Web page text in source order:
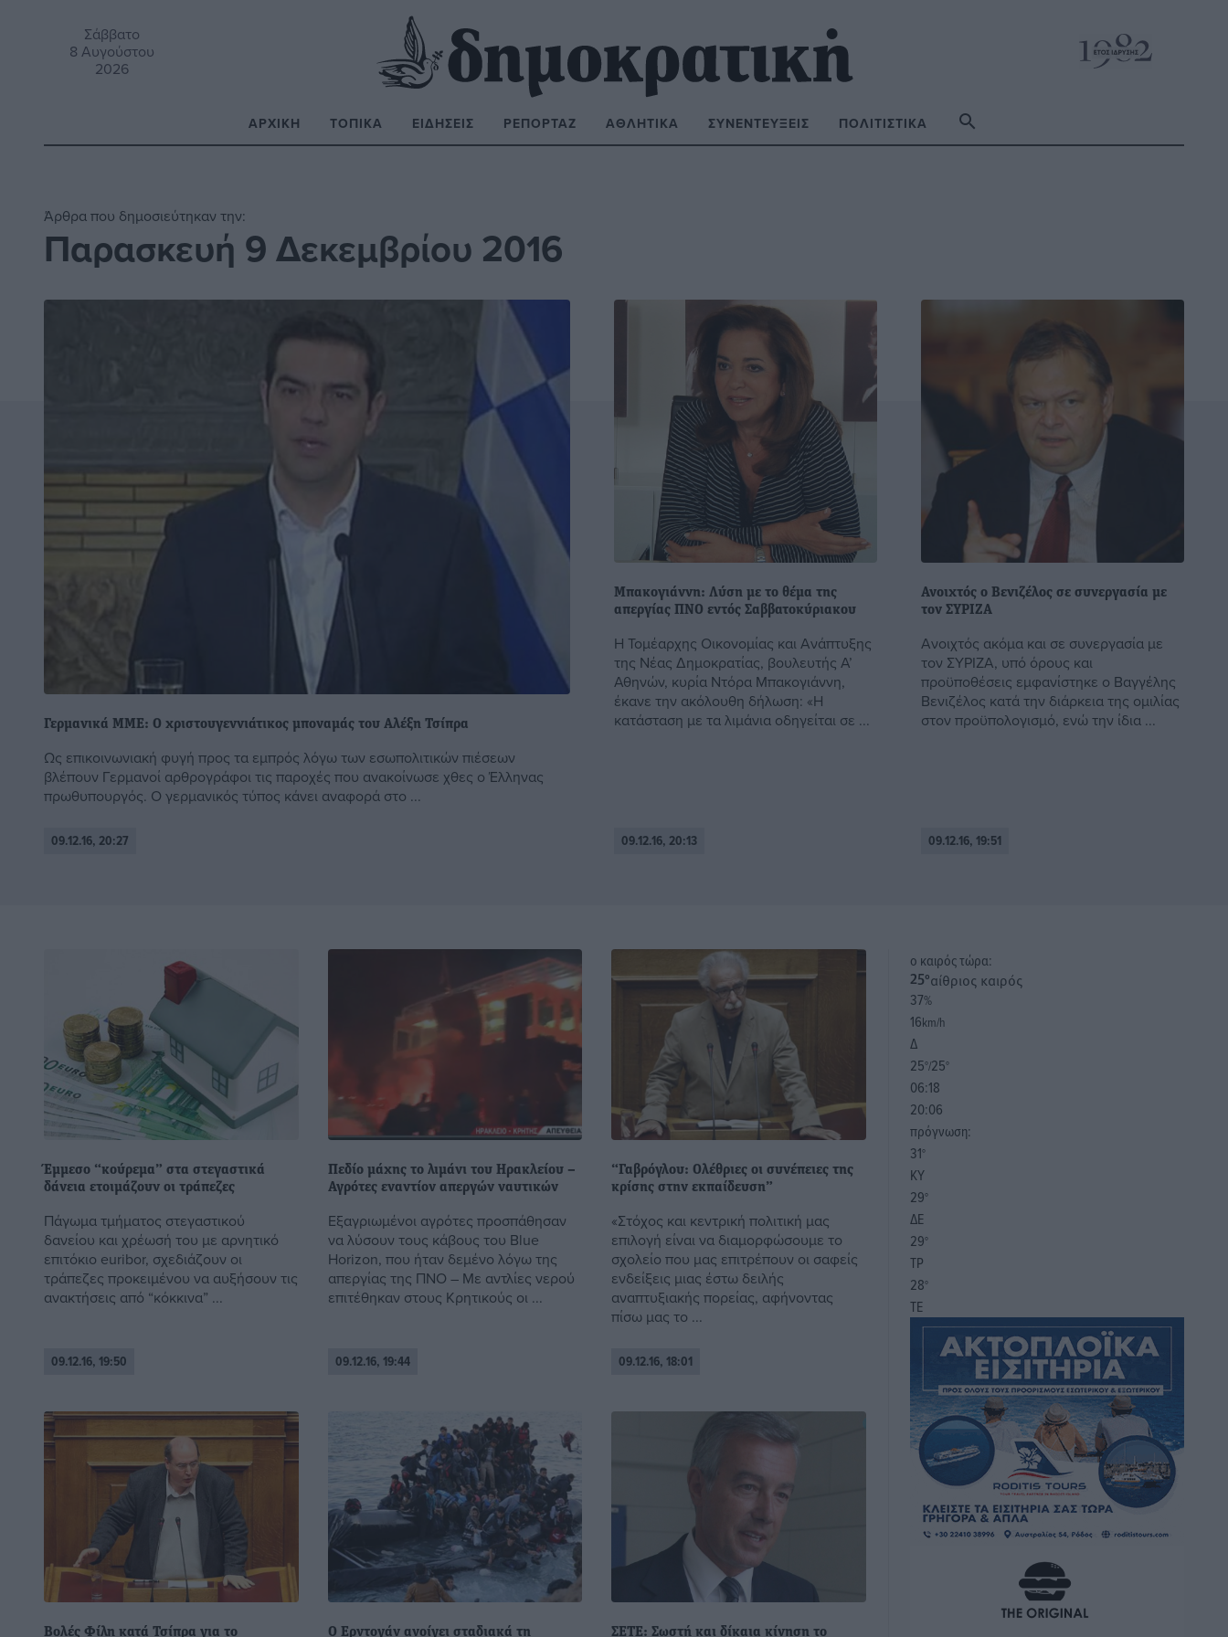
Σάββατο
8 Αυγούστου
2026
ΑΡΧΙΚΉ ΤΟΠΙΚΆ ΕΙΔΉΣΕΙΣ ΡΕΠΟΡΤΆΖ ΑΘΛΗΤΙΚΆ ΣΥΝΕΝΤΕΎΞΕΙΣ ΠΟΛΙΤΙΣΤΙΚΆ
Άρθρα που δημοσιεύτηκαν την:
Παρασκευή 9 Δεκεμβρίου 2016
Γερμανικά ΜΜΕ: Ο χριστουγεννιάτικος μποναμάς του Αλέξη Τσίπρα
Ως επικοινωνιακή φυγή προς τα εμπρός λόγω των εσωπολιτικών πιέσεων
βλέπουν Γερμανοί αρθρογράφοι τις παροχές που ανακοίνωσε χθες ο Έλληνας
πρωθυπουργός. Ο γερμανικός τύπος κάνει αναφορά στο ...
09.12.16, 20:27
Μπακογιάννη: Λύση με το θέμα της
απεργίας ΠΝΟ εντός Σαββατοκύριακου
Η Τομέαρχης Οικονομίας και Ανάπτυξης
της Νέας Δημοκρατίας, βουλευτής Α’
Αθηνών, κυρία Ντόρα Μπακογιάννη,
έκανε την ακόλουθη δήλωση: «Η
κατάσταση με τα λιμάνια οδηγείται σε ...
09.12.16, 20:13
Ανοιχτός ο Βενιζέλος σε συνεργασία με
τον ΣΥΡΙΖΑ
Ανοιχτός ακόμα και σε συνεργασία με
τον ΣΥΡΙΖΑ, υπό όρους και
προϋποθέσεις εμφανίστηκε ο Βαγγέλης
Βενιζέλος κατά την διάρκεια της ομιλίας
στον προϋπολογισμό, ενώ την ίδια ...
09.12.16, 19:51
Έμμεσο “κούρεμα” στα στεγαστικά
δάνεια ετοιμάζουν οι τράπεζες
Πάγωμα τμήματος στεγαστικού
δανείου και χρέωσή του με αρνητικό
επιτόκιο euribor, σχεδιάζουν οι
τράπεζες προκειμένου να αυξήσουν τις
ανακτήσεις από “κόκκινα” ...
09.12.16, 19:50
Πεδίο μάχης το λιμάνι του Ηρακλείου –
Αγρότες εναντίον απεργών ναυτικών
Εξαγριωμένοι αγρότες προσπάθησαν
να λύσουν τους κάβους του Blue
Horizon, που ήταν δεμένο λόγω της
απεργίας της ΠΝΟ – Με αντλίες νερού
επιτέθηκαν στους Κρητικούς οι ...
09.12.16, 19:44
“Γαβρόγλου: Ολέθριες οι συνέπειες της
κρίσης στην εκπαίδευση”
«Στόχος και κεντρική πολιτική μας
επιλογή είναι να διαμορφώσουμε το
σχολείο που μας επιτρέπουν οι σαφείς
ενδείξεις μιας έστω δειλής
αναπτυξιακής πορείας, αφήνοντας
πίσω μας το ...
09.12.16, 18:01
Βολές Φίλη κατά Τσίπρα για το
Ο Ερντογάν ανοίγει σταδιακά τη
ΣΕΤΕ: Σωστή και δίκαια κίνηση το
o καιρός τώρα:
25°αίθριος καιρός
37%
16km/h
Δ
25°/25°
06:18
20:06
πρόγνωση:
31°
ΚΥ
29°
ΔΕ
29°
ΤΡ
28°
ΤΕ